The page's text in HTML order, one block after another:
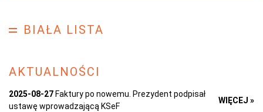
BIAŁA LISTA
AKTUALNOŚCI
2025-08-27 Faktury po nowemu. Prezydent podpisał
ustawę wprowadzającą KSeF
WIĘCEJ »